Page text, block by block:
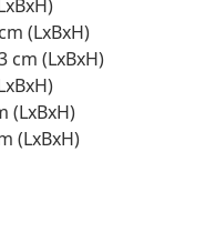
(LxBxH)
cm (LxBxH)
(LxBxH)
(LxBxH)